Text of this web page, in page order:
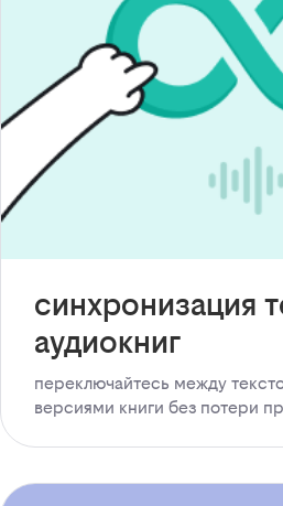
синхронизация
аудиокниг
переключайтесь между
версиями книги без потери